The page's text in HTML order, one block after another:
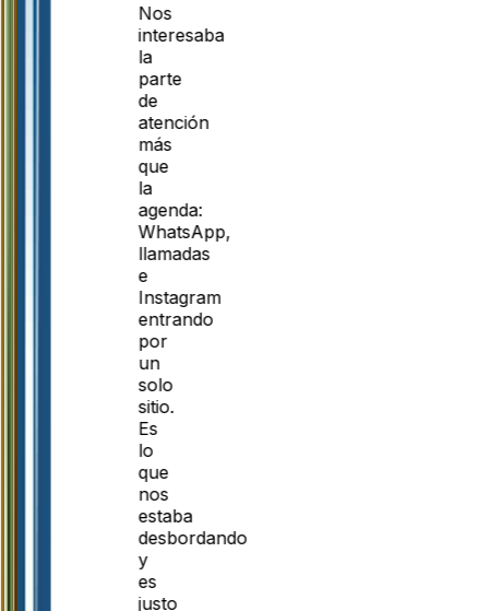
Nos
interesaba
la
parte
de
atención
más
que
la
agenda:
WhatsApp,
llamadas
e
Instagram
entrando
por
un
solo
sitio.
Es
lo
que
nos
estaba
desbordando
y
es
justo